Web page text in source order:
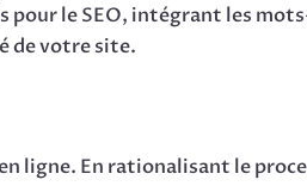
le SEO, intégrant les
de votre site.
ligne. En rationalisant le